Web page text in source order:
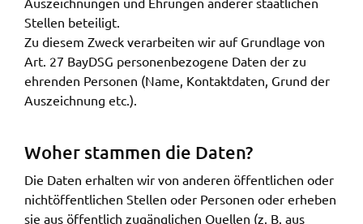
Stel­len betei­ligt.
Zu diesem Zweck verar­bei­ten wir auf Grund­la­ge von
Art. 27 BayDSG perso­nen­be­zo­ge­ne Daten der zu
ehren­den Perso­nen (Name, Kontakt­da­ten, Grund der
Auszeich­nung etc.).
Woher stam­men die Daten?
Die Daten erhal­ten wir von ande­ren öffent­li­chen oder
nicht­öf­fent­li­chen Stel­len oder Perso­nen oder erhe­ben
sie aus öffent­lich zugäng­li­chen Quel­len (z. B. aus